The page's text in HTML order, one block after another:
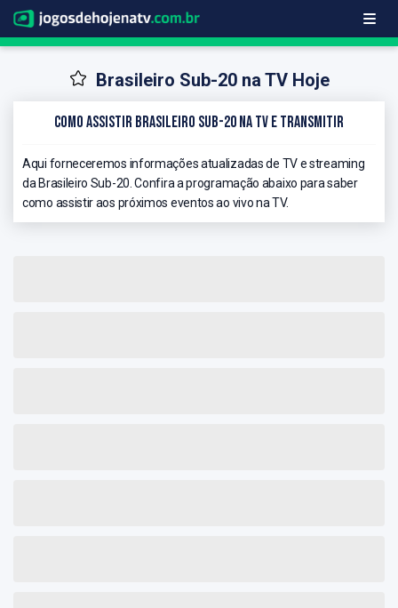
Brasileiro Sub-20 na TV Hoje
Como Assistir Brasileiro Sub-20 na TV e Transmitir
Aqui forneceremos informações atualizadas de TV e streaming
da Brasileiro Sub-20. Confira a programação abaixo para saber
como assistir aos próximos eventos ao vivo na TV.